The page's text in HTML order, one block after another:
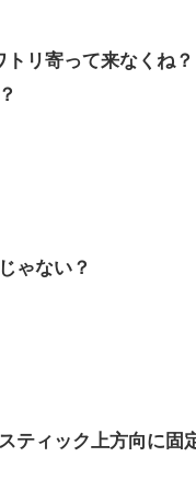
トリ寄って来なくね？
ゃない？
ティック上方向に固